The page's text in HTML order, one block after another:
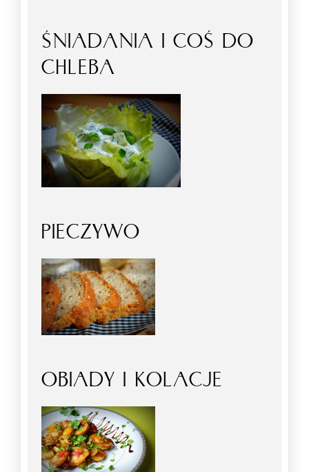
ŚNIADANIA I COŚ DO
CHLEBA
PIECZYWO
OBIADY I KOLACJE